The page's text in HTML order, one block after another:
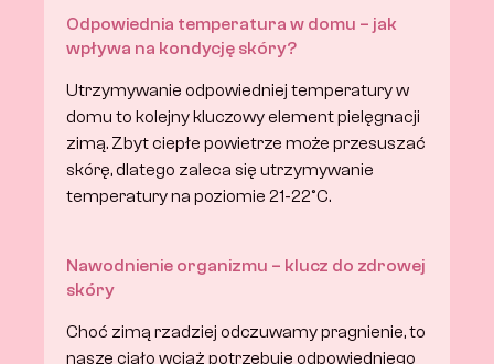
Odpowiednia temperatura w domu – jak
wpływa na kondycję skóry?
Utrzymywanie odpowiedniej temperatury w
domu to kolejny kluczowy element pielęgnacji
zimą. Zbyt ciepłe powietrze może przesuszać
skórę, dlatego zaleca się utrzymywanie
temperatury na poziomie 21-22°C.
Nawodnienie organizmu – klucz do zdrowej
skóry
Choć zimą rzadziej odczuwamy pragnienie, to
nasze ciało wciąż potrzebuje odpowiedniego